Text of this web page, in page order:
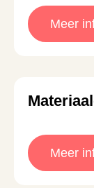
Meer
Meer